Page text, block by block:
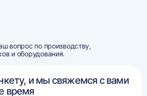
вопрос по производству,
и оборудования.
и мы свяжемся с вами
время